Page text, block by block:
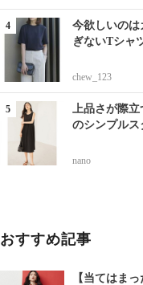
今欲しいの
ぎないTシャ
chew_123
上品さが際
のシンプルス
nano
おすすめ記事
【当てはま